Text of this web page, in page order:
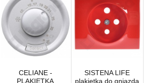
CELIANE -
PLAKIETKA
SISTENA LIFE
plakietka do gniazda